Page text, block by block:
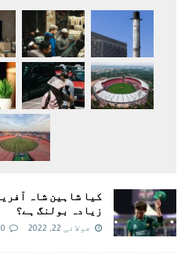
کیا شاہین شاہ
زیادہ بولنگ ہے؟
جولائی 22, 2022